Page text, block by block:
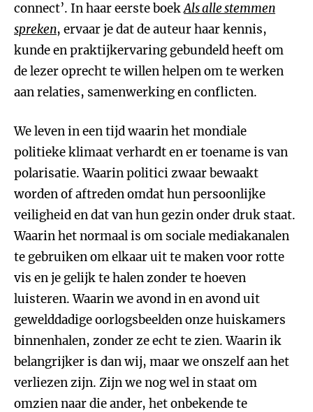
connect’. In haar eerste boekAls alle stemmen
spreken, ervaar je dat de auteur haar kennis,
kunde en praktijkervaring gebundeld heeft om
de lezer oprecht te willen helpen om te werken
aan relaties, samenwerking en conflicten.
We leven in een tijd waarin het mondiale
politieke klimaat verhardt en er toename is van
polarisatie. Waarin politici zwaar bewaakt
worden of aftreden omdat hun persoonlijke
veiligheid en dat van hun gezin onder druk staat.
Waarin het normaal is om sociale mediakanalen
te gebruiken om elkaar uit te maken voor rotte
vis en je gelijk te halen zonder te hoeven
luisteren. Waarin we avond in en avond uit
gewelddadige oorlogsbeelden onze huiskamers
binnenhalen, zonder ze echt te zien. Waarin ik
belangrijker is dan wij, maar we onszelf aan het
verliezen zijn. Zijn we nog wel in staat om
omzien naar die ander, het onbekende te